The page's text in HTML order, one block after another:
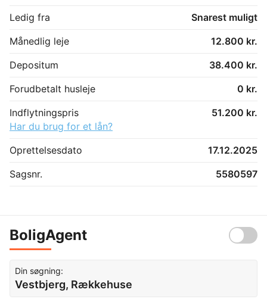
Ledig fra
Snarest muligt
Månedlig leje
12.800 kr.
Depositum
38.400 kr.
Forudbetalt husleje
0 kr.
Indflytningspris
51.200 kr.
Har du brug for et lån?
Oprettelsesdato
17.12.2025
Sagsnr.
5580597
BoligAgent
Din søgning:
Vestbjerg, Rækkehuse